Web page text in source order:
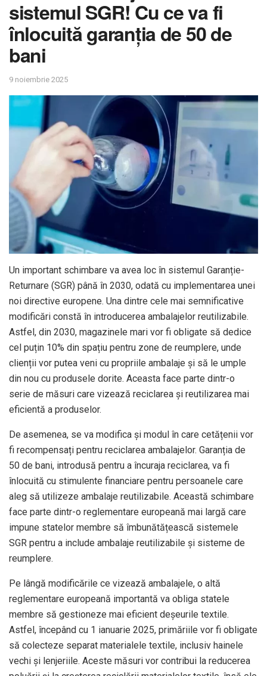
sistemul SGR! Cu ce va fi
înlocuită garanția de 50 de
bani
9 noiembrie 2025
Un important schimbare va avea loc în sistemul Garanție-
Returnare (SGR) până în 2030, odată cu implementarea unei
noi directive europene. Una dintre cele mai semnificative
modificări constă în introducerea ambalajelor reutilizabile.
Astfel, din 2030, magazinele mari vor fi obligate să dedice
cel puțin 10% din spațiu pentru zone de reumplere, unde
clienții vor putea veni cu propriile ambalaje și să le umple
din nou cu produsele dorite. Aceasta face parte dintr-o
serie de măsuri care vizează reciclarea și reutilizarea mai
eficientă a produselor.
De asemenea, se va modifica și modul în care cetățenii vor
fi recompensați pentru reciclarea ambalajelor. Garanția de
50 de bani, introdusă pentru a încuraja reciclarea, va fi
înlocuită cu stimulente financiare pentru persoanele care
aleg să utilizeze ambalaje reutilizabile. Această schimbare
face parte dintr-o reglementare europeană mai largă care
impune statelor membre să îmbunătățească sistemele
SGR pentru a include ambalaje reutilizabile și sisteme de
reumplere.
Pe lângă modificările ce vizează ambalajele, o altă
reglementare europeană importantă va obliga statele
membre să gestioneze mai eficient deșeurile textile.
Astfel, începând cu 1 ianuarie 2025, primăriile vor fi obligate
să colecteze separat materialele textile, inclusiv hainele
vechi și lenjeriile. Aceste măsuri vor contribui la reducerea